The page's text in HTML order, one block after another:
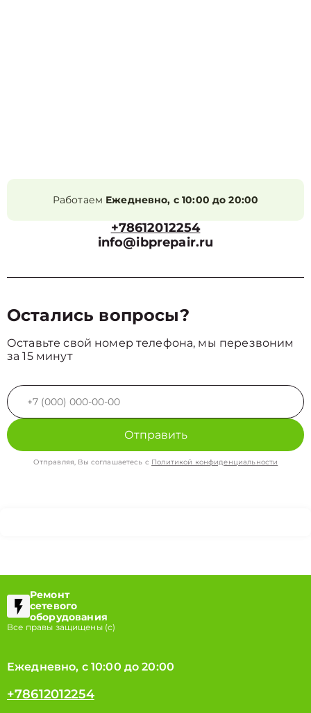
Работаем Ежедневно, с 10:00 до 20:00
+78612012254
info@ibprepair.ru
Остались вопросы?
Оставьте свой номер телефона, мы перезвоним
за 15 минут
Отправить
Отправляя, Вы соглашаетесь с Политикой конфиденциальности
Ремонт
сетевого
оборудования
Все правы защищены (с)
Ежедневно, с 10:00 до 20:00
+78612012254